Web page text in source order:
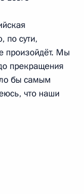
по сути,
произойдёт. Мы
прекращения
бы самым
что наши